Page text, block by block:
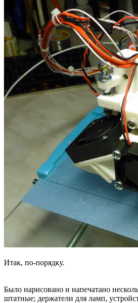
Итак, по-порядку.
Было нарисовано и напечатано
штатные; держатели для ламп,